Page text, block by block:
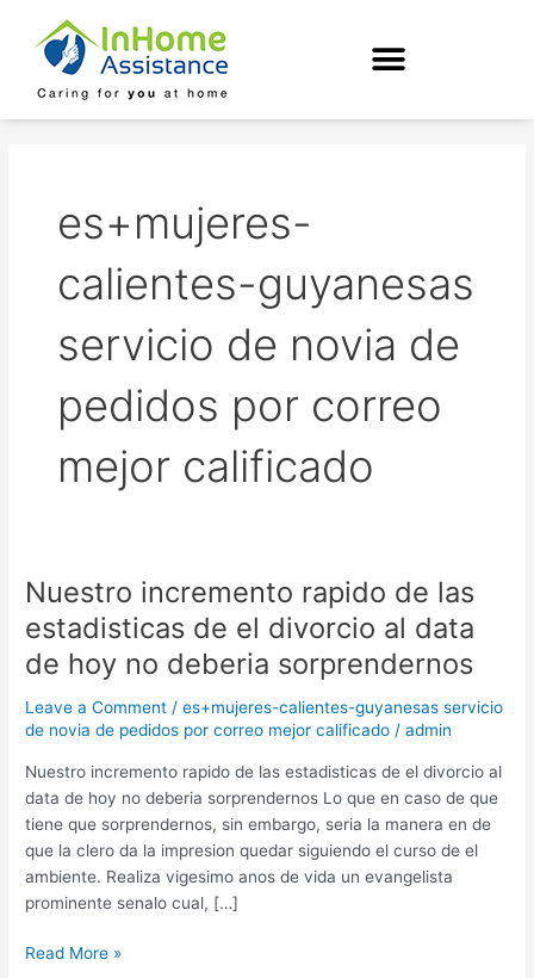
content
es+mujeres-
calientes-guyanesas
servicio de novia de
pedidos por correo
mejor calificado
Nuestro incremento rapido de las
estadisticas de el divorcio al data
de hoy no deberia sorprendernos
Leave a Comment /es+mujeres-calientes-guyanesas servicio
de novia de pedidos por correo mejor calificado /admin
Nuestro incremento rapido de las estadisticas de el divorcio al
data de hoy no deberia sorprendernos Lo que en caso de que
tiene que sorprendernos, sin embargo, seri­a la manera en de
que la clero da la impresion quedar siguiendo el curso de el
ambiente. Realiza vigesimo anos de vida un evangelista
prominente senalo cual, […]
Nuestro
incremento
rapido
de
estadisticas
el
divorcio
al
data
de
hoy
deberia
Read More »